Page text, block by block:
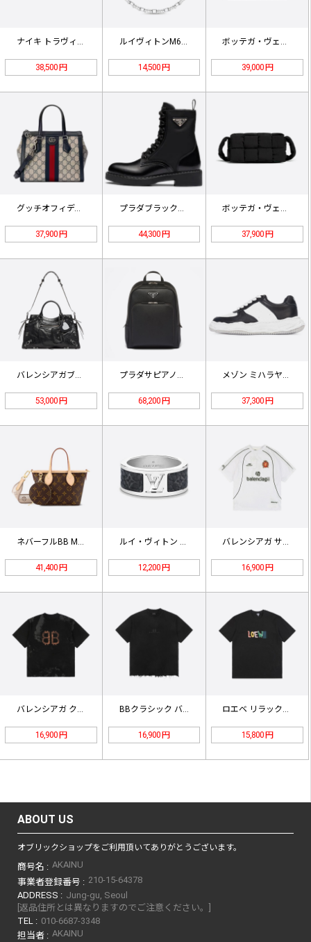
38,500 円 14,500 円 39,000 円
グッチオフィディアGG スモール ト…
37,900 円
プラダブラックブラッシュレザーRe-…
44,300 円
ボッテガ・ヴェネタパディングテックカ…
37,900 円
バレンシアガブラックアリーナラムスキ…
53,000 円
プラダサピアノレザーバックパック カ…
68,200 円
メゾン ミハラヤスヒロウェイン レザ…
37,300 円
ネバーフルBB M46705
41,400 円
ルイ・ヴィトン バーグ モノグラム …
12,200 円
バレンシアガ サッカージャージ Tシ…
16,900 円
バレンシアガ クリプト Tシャツ オ…
16,900 円
BBクラシック バレンシアガ クロッ…
16,900 円
ロエベ リラックスフィット Tシャツ…
15,800 円
ABOUT US
オブリックショップをご利用頂いてありがとうございます。
商号名 : AKAINU
事業者登録番号 : 210-15-64378
ADDRESS : Jung-gu, Seoul
[返品住所とは異なりますのでご注意ください。]
TEL : 010-6687-3348
担当者 : AKAINU